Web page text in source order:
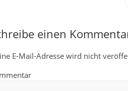
einen
E-Mail-Adresse wird nicht